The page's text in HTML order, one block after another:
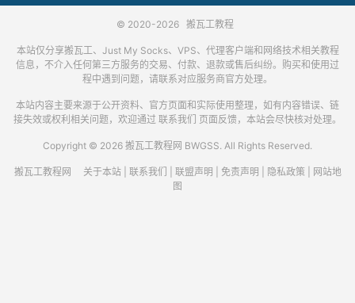
© 2020-2026 搬瓦工教程
本站仅分享搬瓦工、Just My Socks、VPS、代理客户端和网络技术相关教程
信息，不介入任何第三方服务的交易、付款、退款或售后纠纷。购买和使用过
程中遇到问题，请联系对应服务商官方处理。
本站内容主要来源于公开资料、官方页面和实际使用整理，如有内容错误、链
接失效或权利相关问题，欢迎通过 联系我们 页面反馈，本站会尽快核对处理。
Copyright © 2026 搬瓦工教程网 BWGSS. All Rights Reserved.
搬瓦工教程网 关于本站| 联系我们 联盟声明 免责声明 隐私政策
网站地
图